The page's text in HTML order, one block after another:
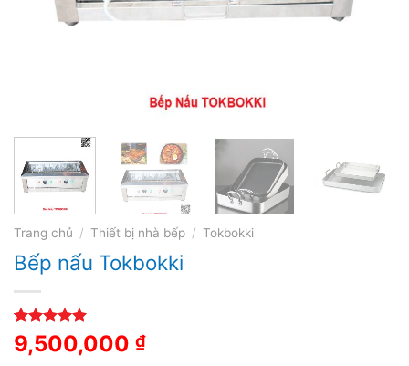
Trang chủ / Thiết bị nhà bếp / Tokbokki
Bếp nấu Tokbokki
5.00trên 5
dựa trên
3
9,500,000 ₫